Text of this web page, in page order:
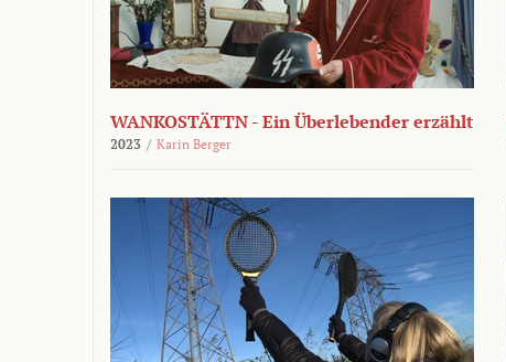
WANKOSTÄTTN - Ein Überlebender erzählt
2023 / Karin Berger